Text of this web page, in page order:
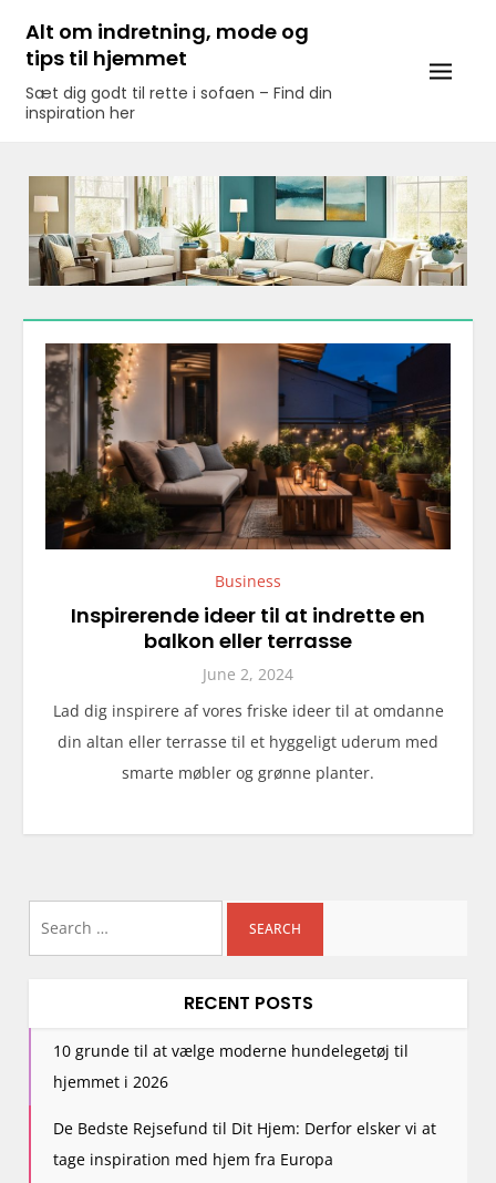
content
Alt om indretning, mode og
tips til hjemmet
Sæt dig godt til rette i sofaen – Find din
inspiration her
Business
Inspirerende ideer til at indrette en
balkon eller terrasse
June 2, 2024
Lad dig inspirere af vores friske ideer til at omdanne
din altan eller terrasse til et hyggeligt uderum med
smarte møbler og grønne planter.
RECENT POSTS
10 grunde til at vælge moderne hundelegetøj til
hjemmet i 2026
De Bedste Rejsefund til Dit Hjem: Derfor elsker vi at
tage inspiration med hjem fra Europa